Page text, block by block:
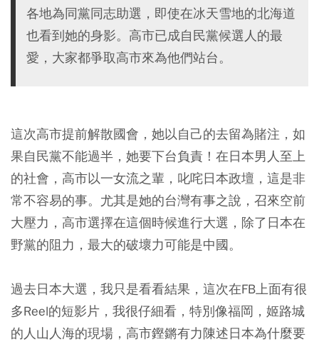
各地為同黨同志助選，即使在冰天雪地的北海道
也看到她的身影。高市已成自民黨候選人的最
愛，大家都爭取高市來為他們站台。
這次高市提前解散國會，她以自己的去留為賭注，如
果自民黨不能過半，她要下台負責！在日本男人至上
的社會，高市以一女流之輩，叱咤日本政壇，這是非
常不容易的事。尤其是她的台灣有事之說，召來空前
大壓力，高市選擇在這個時候進行大選，除了日本在
野黨的阻力，最大的破壞力可能是中國。
過去日本大選，我只是看看結果，這次在FB上面有很
多Reel的短影片，我很仔細看，特別像福岡，姬路城
的人山人海的現場，高市鏗鏘有力陳述日本為什麼要